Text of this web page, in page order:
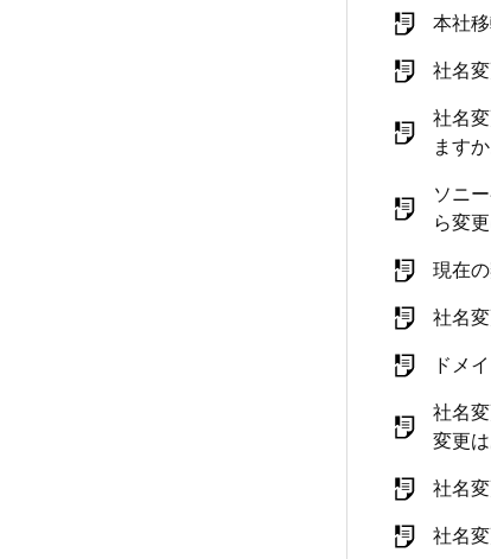
本社
社名
社名
ますか
ソニ
ら変
現在
社名
ドメ
社名
変更は
社名
社名